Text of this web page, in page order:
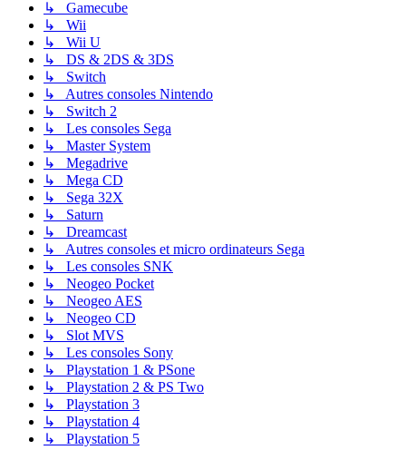
↳ Gamecube
↳ Wii
↳ Wii U
↳ DS & 2DS & 3DS
↳ Switch
↳ Autres consoles Nintendo
↳ Switch 2
↳ Les consoles Sega
↳ Master System
↳ Megadrive
↳ Mega CD
↳ Sega 32X
↳ Saturn
↳ Dreamcast
↳ Autres consoles et micro ordinateurs Sega
↳ Les consoles SNK
↳ Neogeo Pocket
↳ Neogeo AES
↳ Neogeo CD
↳ Slot MVS
↳ Les consoles Sony
↳ Playstation 1 & PSone
↳ Playstation 2 & PS Two
↳ Playstation 3
↳ Playstation 4
↳ Playstation 5